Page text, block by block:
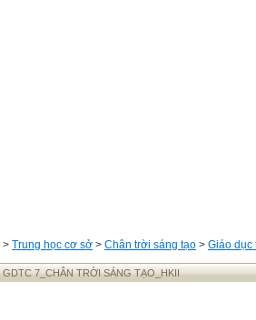
> Trung học cơ sở > Chân trời sáng tạo > Giáo dục
GDTC 7_CHÂN TRỜI SÁNG TẠO_HKII